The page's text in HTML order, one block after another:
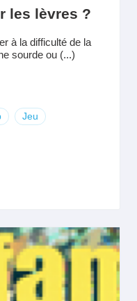
les lèvres ?
à la difficulté de la
sourde ou (...)
Jeu